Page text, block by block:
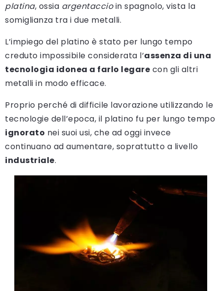
platina, ossia argentaccioin spagnolo, vista la
somiglianza tra i due metalli.
L’impiego del platino è stato per lungo tempo
creduto impossibile considerata l’assenza di una
tecnologia idonea a farlo legare con gli altri
metalli in modo efficace.
Proprio perché di difficile lavorazione utilizzando le
tecnologie dell’epoca, il platino fu per lungo tempo
ignorato nei suoi usi, che ad oggi invece
continuano ad aumentare, soprattutto a livello
industriale.